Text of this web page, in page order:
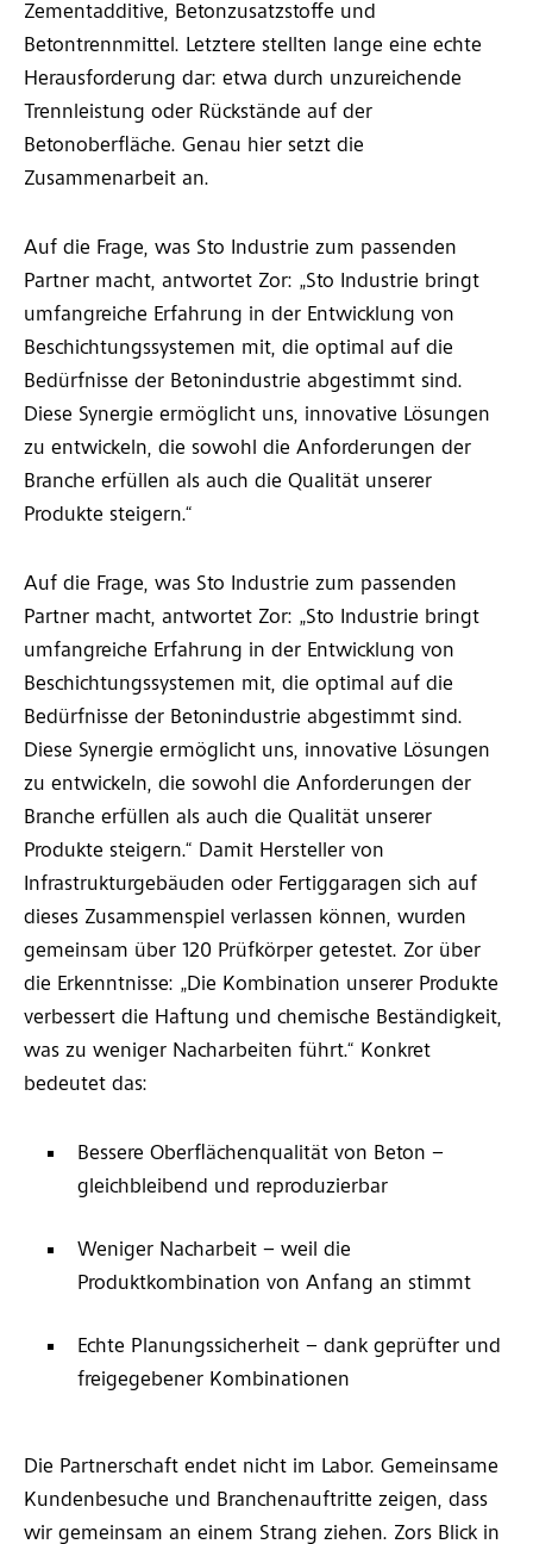
Zementadditive, Betonzusatzstoffe und
Betontrennmittel. Letztere stellten lange eine echte
Herausforderung dar: etwa durch unzureichende
Trennleistung oder Rückstände auf der
Betonoberfläche. Genau hier setzt die
Zusammenarbeit an.
Auf die Frage, was Sto Industrie zum passenden
Partner macht, antwortet Zor: „Sto Industrie bringt
umfangreiche Erfahrung in der Entwicklung von
Beschichtungssystemen mit, die optimal auf die
Bedürfnisse der Betonindustrie abgestimmt sind.
Diese Synergie ermöglicht uns, innovative Lösungen
zu entwickeln, die sowohl die Anforderungen der
Branche erfüllen als auch die Qualität unserer
Produkte steigern.“
Auf die Frage, was Sto Industrie zum passenden
Partner macht, antwortet Zor: „Sto Industrie bringt
umfangreiche Erfahrung in der Entwicklung von
Beschichtungssystemen mit, die optimal auf die
Bedürfnisse der Betonindustrie abgestimmt sind.
Diese Synergie ermöglicht uns, innovative Lösungen
zu entwickeln, die sowohl die Anforderungen der
Branche erfüllen als auch die Qualität unserer
Produkte steigern.“ Damit Hersteller von
Infrastrukturgebäuden oder Fertiggaragen sich auf
dieses Zusammenspiel verlassen können, wurden
gemeinsam über 120 Prüfkörper getestet. Zor über
die Erkenntnisse: „Die Kombination unserer Produkte
verbessert die Haftung und chemische Beständigkeit,
was zu weniger Nacharbeiten führt.“ Konkret
bedeutet das:
Bessere Oberflächenqualität von Beton –
gleichbleibend und reproduzierbar
Weniger Nacharbeit – weil die
Produktkombination von Anfang an stimmt
Echte Planungssicherheit – dank geprüfter und
freigegebener Kombinationen
Die Partnerschaft endet nicht im Labor. Gemeinsame
Kundenbesuche und Branchenauftritte zeigen, dass
wir gemeinsam an einem Strang ziehen. Zors Blick in